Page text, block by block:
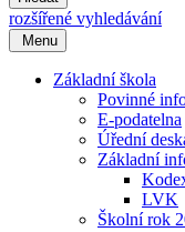
rozšířené vyhledávání
Menu
Základní škola
Povinné
E-podatelna
Úřední
Základní
LVK
Školní rok